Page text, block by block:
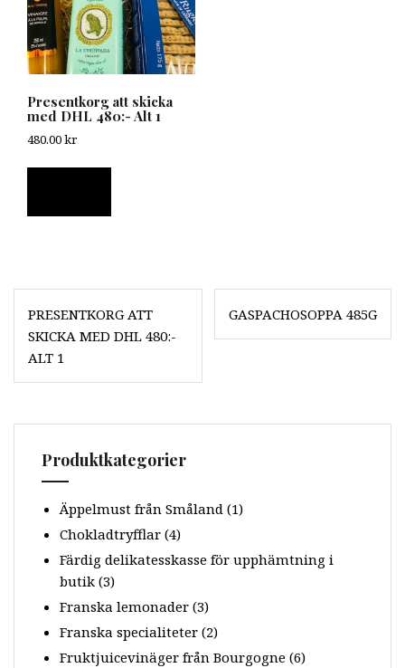
Presentkorg att skicka
med DHL 480:- Alt 1
480.00kr
Inläggsnavigering
PRESENTKORG ATT
SKICKA MED DHL 480:-
ALT 1
GASPACHOSOPPA 485G
Produktkategorier
Äppelmust från Småland (1)
Chokladtryfflar (4)
Färdig delikatesskasse för upphämtning i
butik (3)
Franska lemonader (3)
Franska specialiteter (2)
Fruktjuicevinäger från Bourgogne (6)